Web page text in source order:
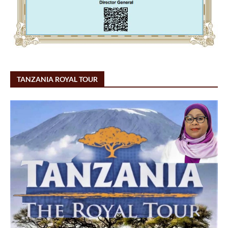
TANZANIA ROYAL TOUR